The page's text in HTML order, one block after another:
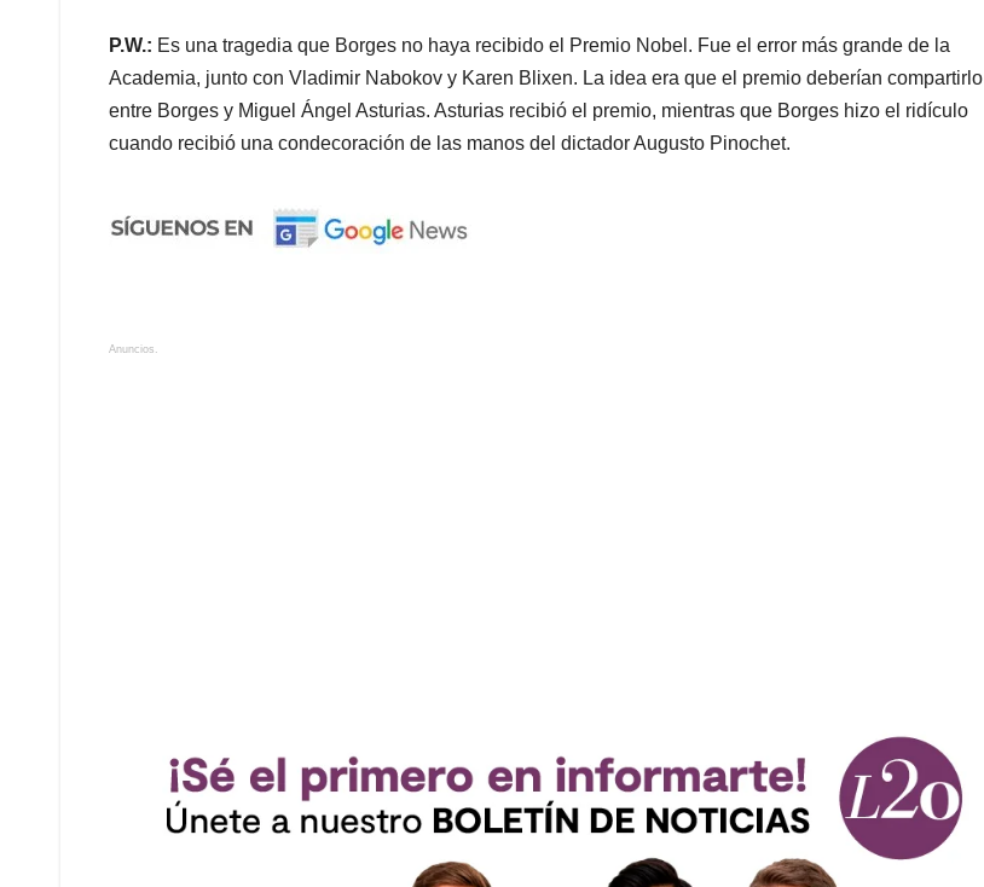
P.W.: Es una tragedia que Borges no haya recibido el Premio Nobel. Fue el error más grande de la
Academia, junto con Vladimir Nabokov y Karen Blixen. La idea era que el premio deberían compartirlo
entre Borges y Miguel Ángel Asturias. Asturias recibió el premio, mientras que Borges hizo el ridículo
cuando recibió una condecoración de las manos del dictador Augusto Pinochet.
Anuncios.